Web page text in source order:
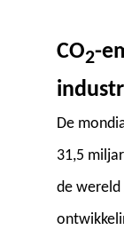
CO2-
De
31,5
de wereld